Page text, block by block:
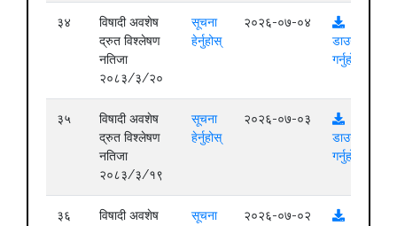
३४
विषादी अवशेष
द्रुत विश्लेषण
नतिजा
२०८३/३/२०
सूचना
हेर्नुहोस्
२०२६-०७-०४
डाउनलोड
गर्नुहोस्
३५
विषादी अवशेष
द्रुत विश्लेषण
नतिजा
२०८३/३/१९
सूचना
हेर्नुहोस्
२०२६-०७-०३
डाउनलोड
गर्नुहोस्
३६
विषादी अवशेष
सूचना
२०२६-०७-०२